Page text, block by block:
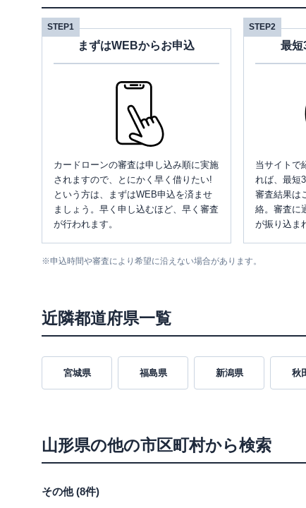
STEP1
まずはWEBからお申込
カードローンの審査は申し込み順に実施
されますので、とにかく早く借りたい!
という方は、まずはWEB申込を済ませ
ましょう。早く申し込むほど、早く審査
が行われます。
STEP2
最短
当サイトで
れば、最短
審査結果は
絡。審査に
が振り込ま
※申込時間や審査により希望に沿えない場合があります。
近隣都道府県一覧
宮城県 福島県 新潟県 秋
山形県の他の市区町村から検索
その他(8件)